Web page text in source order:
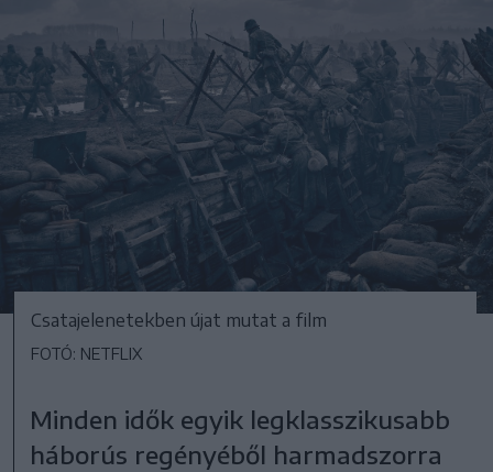
Csatajelenetekben újat mutat a film
FOTÓ: NETFLIX
Minden idők egyik legklasszikusabb
háborús regényéből harmadszorra